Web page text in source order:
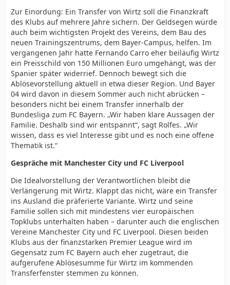
Zur Einordung: Ein Transfer von Wirtz soll die Finanzkraft
des Klubs auf mehrere Jahre sichern. Der Geldsegen würde
auch beim wichtigsten Projekt des Vereins, dem Bau des
neuen Trainingszentrums, dem Bayer-Campus, helfen. Im
vergangenen Jahr hatte Fernando Carro eher beiläufig Wirtz
ein Preisschild von 150 Millionen Euro umgehängt, was der
Spanier später widerrief. Dennoch bewegt sich die
Ablösevorstellung aktuell in etwa dieser Region. Und Bayer
04 wird davon in diesem Sommer auch nicht abrücken –
besonders nicht bei einem Transfer innerhalb der
Bundesliga zum FC Bayern. „Wir haben klare Aussagen der
Familie. Deshalb sind wir entspannt“, sagt Rolfes. „Wir
wissen, dass es viel Interesse gibt und es noch eine offene
Thematik ist.“
Gespräche mit Manchester City und FC Liverpool
Die Idealvorstellung der Verantwortlichen bleibt die
Verlängerung mit Wirtz. Klappt das nicht, wäre ein Transfer
ins Ausland die präferierte Variante. Wirtz und seine
Familie sollen sich mit mindestens vier europäischen
Topklubs unterhalten haben – darunter auch die englischen
Vereine Manchester City und FC Liverpool. Diesen beiden
Klubs aus der finanzstarken Premier League wird im
Gegensatz zum FC Bayern auch eher zugetraut, die
aufgerufene Ablösesumme für Wirtz im kommenden
Transferfenster stemmen zu können.